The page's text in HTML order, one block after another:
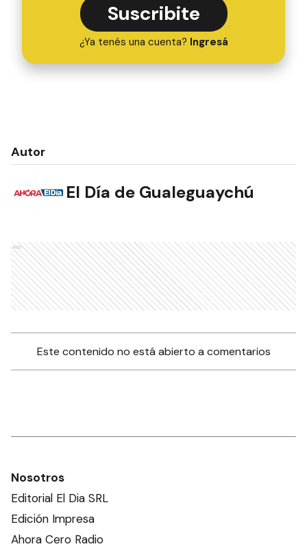
Suscribite
¿Ya tenés una cuenta? Ingresá
Autor
El Día de Gualeguaychú
Ads
Este contenido no está abierto a comentarios
Nosotros
Editorial El Dia SRL
Edición Impresa
Ahora Cero Radio